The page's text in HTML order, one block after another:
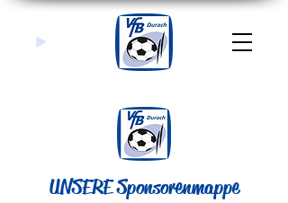
UNSERE Sponsorenmappe